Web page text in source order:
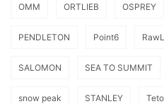
OMM ORTLIEB OSPREY
PENDLETON Point6
SALOMON SEA TO SUMMIT
snow peak STANLEY